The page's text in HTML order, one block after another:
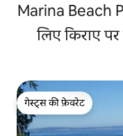
Marina Beach
लिए किराए
गेस्ट्स की फ़ेवरेट
गेस्ट्स की फ़ेवरेट